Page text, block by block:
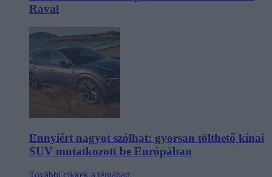
Raval
Ennyiért nagyot szólhat: gyorsan tölthető kínai
SUV mutatkozott be Európában
További cikkek a témában